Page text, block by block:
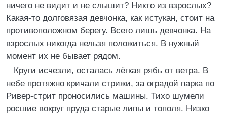
ничего не видит и не слышит? Никто из взрослых?
Какая-то долговязая девчонка, как истукан, стоит на
противоположном берегу. Всего лишь девчонка. На
взрослых никогда нельзя положиться. В нужный
момент их не бывает рядом.
Круги исчезли, осталась лёгкая рябь от ветра. В
небе протяжно кричали стрижи, за оградой парка по
Ривер-стрит проносились машины. Тихо шумели
росшие вокруг пруда старые липы и тополя. Низко